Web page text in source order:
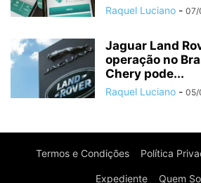
Raquel Luciano - 07/
Jaguar Land
operação no
Chery pode...
Raquel Luciano - 05/
Termos e Condições Política
Expediente Quem